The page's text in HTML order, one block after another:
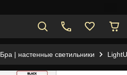
Бра | настенные светильники